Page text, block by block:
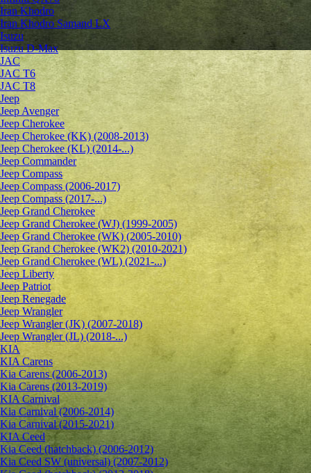
Iran Khodro
Iran Khodro Samand LX
Isuzu
Isuzu D-Max
JAC
JAC T6
JAC T8
Jeep
Jeep Avenger
Jeep Cherokee
Jeep Cherokee (KK) (2008-2013)
Jeep Cherokee (KL) (2014-...)
Jeep Commander
Jeep Compass
Jeep Compass (2006-2017)
Jeep Compass (2017-...)
Jeep Grand Cherokee
Jeep Grand Cherokee (WJ) (1999-2005)
Jeep Grand Cherokee (WK) (2005-2010)
Jeep Grand Cherokee (WK2) (2010-2021)
Jeep Grand Cherokee (WL) (2021-...)
Jeep Liberty
Jeep Patriot
Jeep Renegade
Jeep Wrangler
Jeep Wrangler (JK) (2007-2018)
Jeep Wrangler (JL) (2018-...)
KIA
KIA Carens
Kia Carens (2006-2013)
Kia Carens (2013-2019)
KIA Carnival
Kia Carnival (2006-2014)
Kia Carnival (2015-2021)
KIA Ceed
Kia Ceed (hatchback) (2006-2012)
Kia Ceed SW (universal) (2007-2012)